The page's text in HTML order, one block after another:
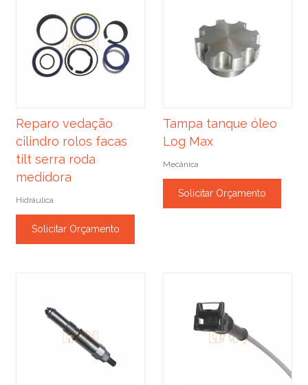
Reparo vedação
cilindro rolos facas
tilt serra roda
medidora
Hidráulica
Solicitar Orçamento
Tampa tanque óleo
Log Max
Mecânica
Solicitar Orçamento